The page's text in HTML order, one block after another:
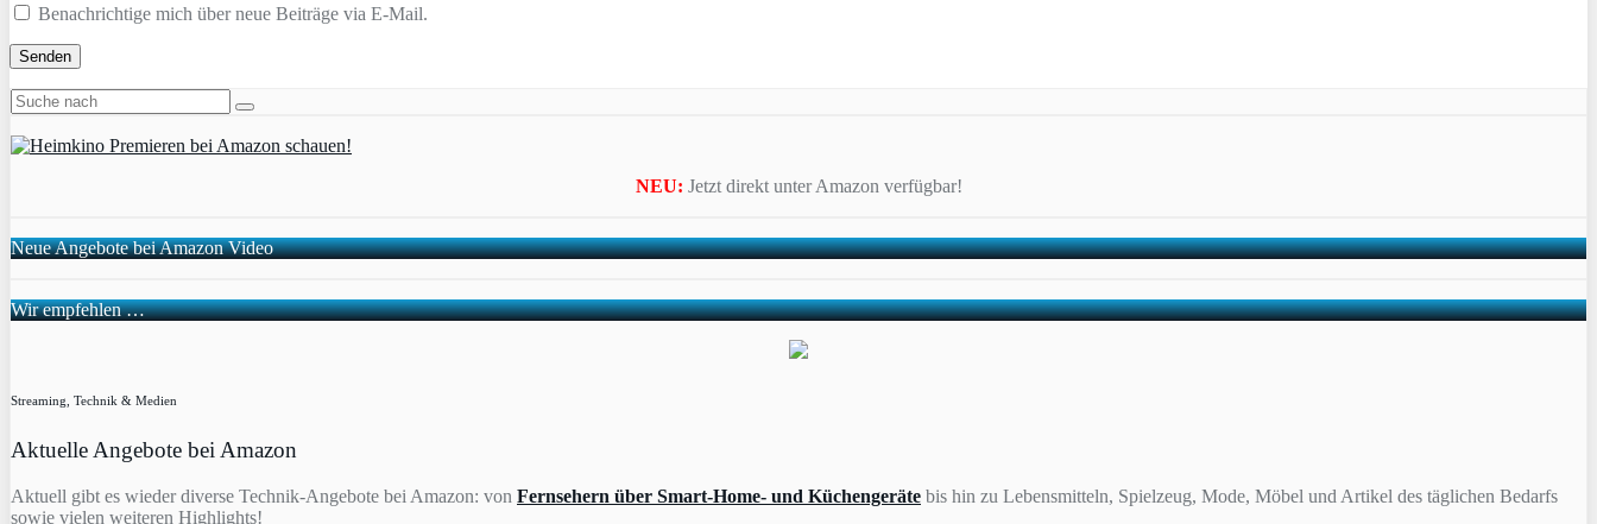
Benachrichtige mich über neue Beiträge via E-Mail.
NEU: Jetzt direkt unter Amazon verfügbar!
Neue Angebote bei Amazon Video
Wir empfehlen …
Streaming, Technik & Medien
Aktuelle Angebote bei Amazon
Aktuell gibt es wieder diverse Technik-Angebote bei Amazon: von Fernsehern über Smart-Home- und Küchengeräte bis hin zu Lebensmitteln, Spielzeug, Mode, Möbel und Artikel des täglichen Bedarfs
sowie vielen weiteren Highlights!